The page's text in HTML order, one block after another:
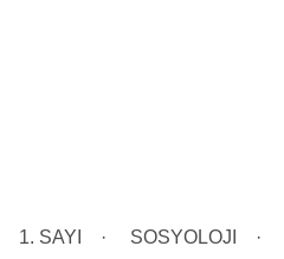
1. SAYI SOSYOLOJI